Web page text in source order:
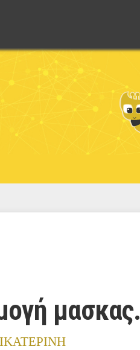
μασκας.